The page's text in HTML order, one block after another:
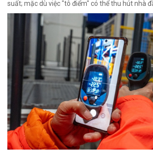
suất; mặc dù việc "tô điểm" có thể thu hút nhà